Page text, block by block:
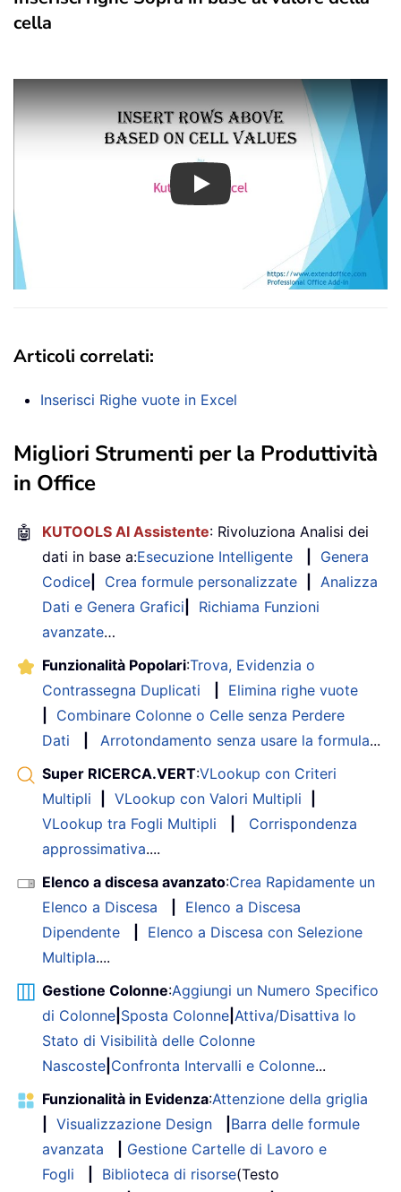
cella
Play
Articoli correlati:
Inserisci Righe vuote in Excel
Migliori Strumenti per la Produttività
in Office
🤖 KUTOOLS AI Assistente: Rivoluziona Analisi dei
dati in base a:Esecuzione Intelligente
Genera
Codice
Crea formule personalizzate
Analizza
Dati e Genera Grafici
Richiama Funzioni
avanzate…
Funzionalità Popolari:Trova, Evidenzia o
Contrassegna Duplicati
Elimina righe vuote
Combinare Colonne o Celle senza Perdere
Dati
Arrotondamento senza usare la formula...
Super RICERCA.VERT:VLookup con Criteri
Multipli
VLookup con Valori Multipli
VLookup tra Fogli Multipli
Corrispondenza
approssimativa....
Elenco a discesa avanzato:Crea Rapidamente un
Elenco a Discesa
Elenco a Discesa
Dipendente
Elenco a Discesa con Selezione
Multipla....
Gestione Colonne:Aggiungi un Numero Specifico
di Colonne Sposta Colonne Attiva/Disattiva lo
Stato di Visibilità delle Colonne
Nascoste Confronta Intervalli e Colonne...
Funzionalità in Evidenza:Attenzione della griglia
Visualizzazione Design
Barra delle formule
avanzata
Gestione Cartelle di Lavoro e
Fogli
Biblioteca di risorse(Testo